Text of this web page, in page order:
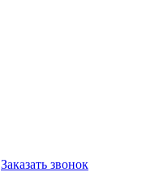
Заказать звонок